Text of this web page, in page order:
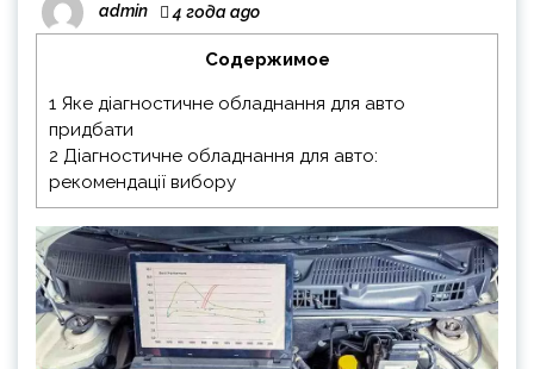
admin 4 года ago
Содержимое
1 Яке діагностичне обладнання для авто
придбати
2 Діагностичне обладнання для авто:
рекомендації вибору